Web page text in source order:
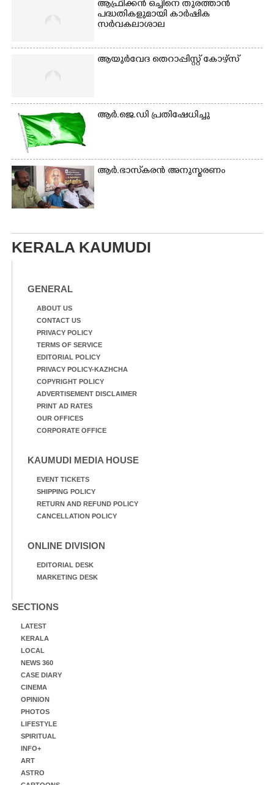
ആഫ്രിക്കൻ ഒച്ചിനെ തുരത്താൻ
പദ്ധതികളുമായി കാർഷിക
സർവകലാശാല
ആയുർവേദ തെറാപ്പിസ്റ്റ് കോഴ്സ്
ആർ.ജെ.ഡി പ്രതിഷേധിച്ചു
ആർ.ഭാസ്‌കരൻ അനുസ്മരണം
KERALA KAUMUDI
GENERAL
ABOUT US
CONTACT US
PRIVACY POLICY
TERMS OF SERVICE
EDITORIAL POLICY
PRIVACY POLICY-KAZHCHA
COPYRIGHT POLICY
ADVERTISEMENT DISCLAIMER
PRINT AD RATES
OUR OFFICES
CORPORATE OFFICE
KAUMUDI MEDIA HOUSE
EVENT TICKETS
SHIPPING POLICY
RETURN AND REFUND POLICY
CANCELLATION POLICY
ONLINE DIVISION
EDITORIAL DESK
MARKETING DESK
SECTIONS
LATEST
KERALA
LOCAL
NEWS 360
CASE DIARY
CINEMA
OPINION
PHOTOS
LIFESTYLE
SPIRITUAL
INFO+
ART
ASTRO